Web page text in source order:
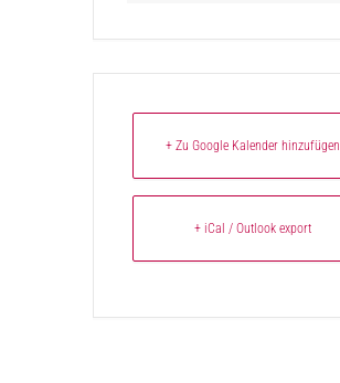
+ Zu Google Kalender hinzufügen
+ iCal / Outlook export